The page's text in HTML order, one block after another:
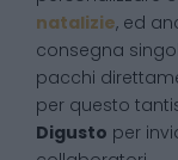
natalizie, ed
consegna
pacchi
per questo
Digusto per